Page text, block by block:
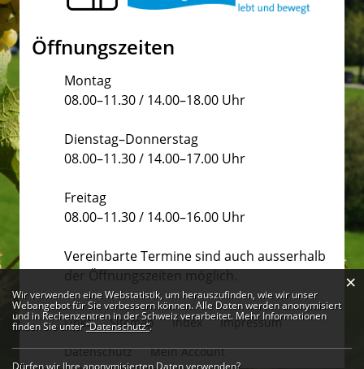
Öffnungszeiten
Montag
08.00–11.30 / 14.00–18.00 Uhr
Dienstag–Donnerstag
08.00–11.30 / 14.00–17.00 Uhr
Freitag
08.00–11.30 / 14.00–16.00 Uhr
Vereinbarte Termine sind auch ausserhalb
der Öffnungszeiten möglich.
Links Sitemap Index
Impressum
Datenschutz
Mein Account
Webstatistik
Wir verwenden eine Webstatistik, um herauszufinden, wie wir unser
Webangebot für Sie verbessern können. Alle Daten werden anonymisiert
und in Rechenzentren in der Schweiz verarbeitet. Mehr Informationen
finden Sie unter“Datenschutz“.
Dürfen wir Ihre anonymisierten Daten verwenden?
×